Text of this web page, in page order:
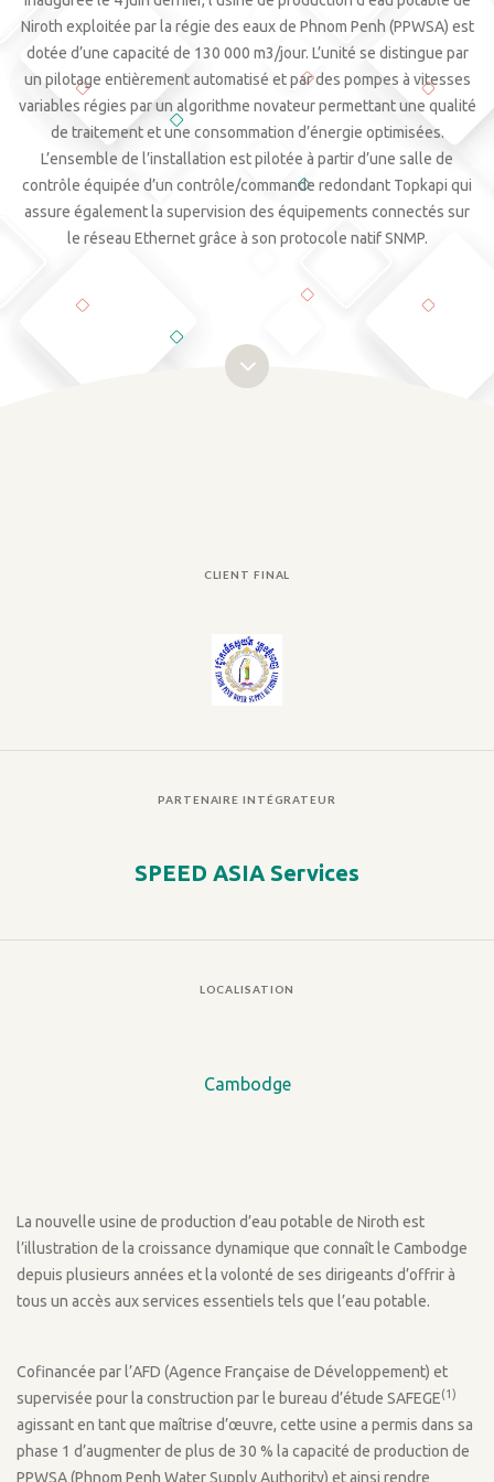
Niroth exploitée par la régie des eaux de Phnom Penh (PPWSA) est
dotée d’une capacité de 130 000 m3/jour. L’unité se distingue par
un pilotage entièrement automatisé et par des pompes à vitesses
variables régies par un algorithme novateur permettant une qualité
de traitement et une consommation d’énergie optimisées.
L’ensemble de l’installation est pilotée à partir d’une salle de
contrôle équipée d’un contrôle/commande redondant Topkapi qui
assure également la supervision des équipements connectés sur
le réseau Ethernet grâce à son protocole natif SNMP.
CLIENT FINAL
PARTENAIRE INTÉGRATEUR
SPEED ASIA Services
LOCALISATION
Cambodge
La nouvelle usine de production d’eau potable de Niroth est
l’illustration de la croissance dynamique que connaît le Cambodge
depuis plusieurs années et la volonté de ses dirigeants d’offrir à
tous un accès aux services essentiels tels que l’eau potable.
Cofinancée par l’AFD (Agence Française de Développement) et
supervisée pour la construction par le bureau d’étude SAFEGE(1)
agissant en tant que maîtrise d’œuvre, cette usine a permis dans sa
phase 1 d’augmenter de plus de 30 % la capacité de production de
PPWSA (Phnom Penh Water Supply Authority) et ainsi rendre